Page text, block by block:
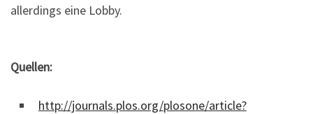
allerdings eine Lobby.
Quellen:
http://journals.plos.org/plosone/article?